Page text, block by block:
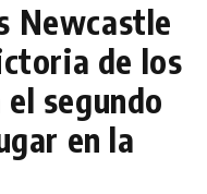
Newcastle
de los
segundo
en la